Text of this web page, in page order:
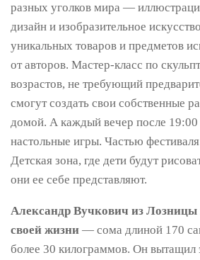
разных уголков мира —
дизайн и изобразительное
уникальных товаров и предметов
от авторов. Мастер-класс по
возрастов, не требующий
смогут создать свои собственные
домой. А каждый вечер после 19:00
настольные игры. Частью
Детская зона, где дети будут
они ее себе представляют.
Александр Вучкович из Лозницы
своей жизни — сома длиной 170
более 30 килограммов. Он